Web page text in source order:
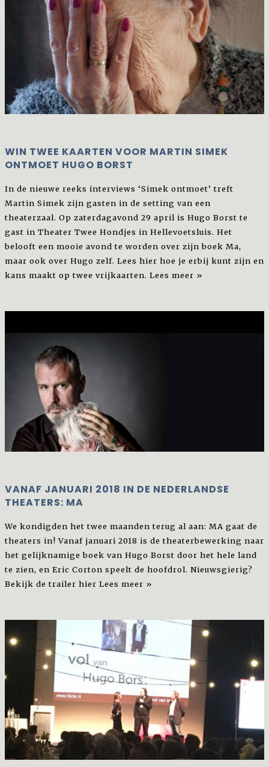
WIN TWEE KAARTEN VOOR MARTIN SIMEK
ONTMOET HUGO BORST
In de nieuwe reeks interviews ‘Simek ontmoet’ treft
Martin Simek zijn gasten in de setting van een
theaterzaal. Op zaterdagavond 29 april is Hugo Borst te
gast in Theater Twee Hondjes in Hellevoetsluis. Het
belooft een mooie avond te worden over zijn boek Ma,
maar ook over Hugo zelf. Lees hier hoe je erbij kunt zijn en
kans maakt op twee vrijkaarten. Lees meer »
VANAF JANUARI 2018 IN DE NEDERLANDSE
THEATERS: MA
We kondigden het twee maanden terug al aan: MA gaat de
theaters in! Vanaf januari 2018 is de theaterbewerking naar
het gelijknamige boek van Hugo Borst door het hele land
te zien, en Eric Corton speelt de hoofdrol. Nieuwsgierig?
Bekijk de trailer hier Lees meer »